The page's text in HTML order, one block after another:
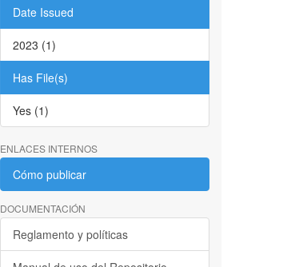
Date Issued
2023 (1)
Has File(s)
Yes (1)
ENLACES INTERNOS
Cómo publicar
DOCUMENTACIÓN
Reglamento y políticas